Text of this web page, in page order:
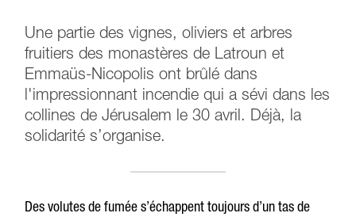
Une partie des vignes, oliviers et arbres
fruitiers des monastères de Latroun et
Emmaüs-Nicopolis ont brûlé dans
l'impressionnant incendie qui a sévi dans les
collines de Jérusalem le 30 avril. Déjà, la
solidarité s’organise.
Des volutes de fumée s’échappent toujours d’un tas de